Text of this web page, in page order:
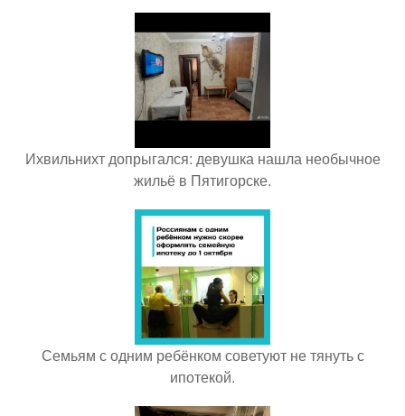
Ихвильнихт допрыгался: девушка нашла необычное
жильё в Пятигорске.
Семьям с одним ребёнком советуют не тянуть с
ипотекой.